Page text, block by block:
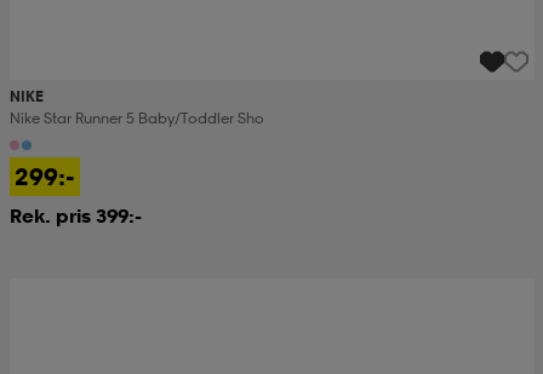
NIKE
Nike Star Runner 5 Baby/toddler Sho
299:-
Rek. pris 399:-